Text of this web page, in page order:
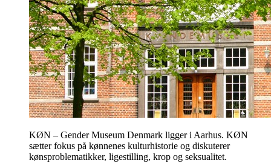
KØN – Gender Museum Denmark ligger i Aarhus. KØN
sætter fokus på kønnenes kulturhistorie og diskuterer
kønsproblematikker, ligestilling, krop og seksualitet.